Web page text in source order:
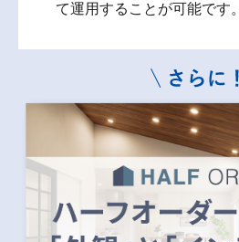
て運用することが可能です。